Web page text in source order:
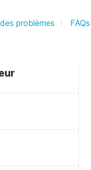
problèmes FAQs